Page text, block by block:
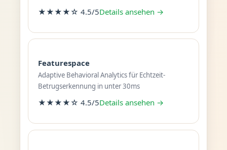
★★★★☆ 4.5/5Details ansehen →
Featurespace
Adaptive Behavioral Analytics für Echtzeit-
Betrugserkennung in unter 30ms
★★★★☆ 4.5/5Details ansehen →